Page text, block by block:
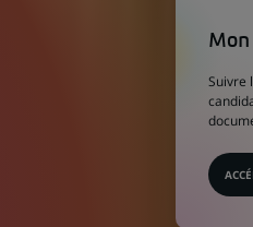
Suivre
s'ouvre
dans
nouvel
onglet)